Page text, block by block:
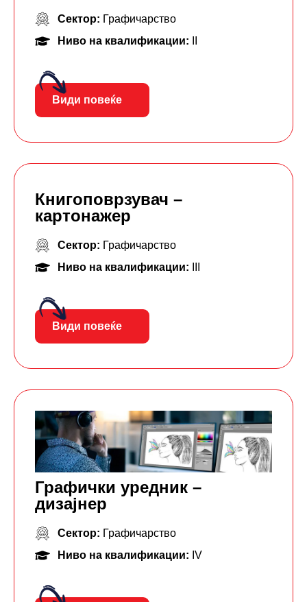
Сектор: Графичарство
Ниво на квалификации:
Види повеќе
Книгоповрзувач –
картонажер
Сектор: Графичарство
Ниво на квалификации:
Види повеќе
Графички уредник –
дизајнер
Сектор: Графичарство
Ниво на квалификации: IV